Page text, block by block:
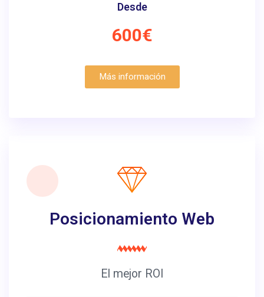
Desde
600€
Más información
Posicionamiento Web
El mejor ROI